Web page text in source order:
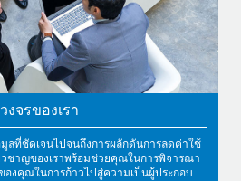
จรของเรา
ลที่ชัดเจนไปจนถึงการผลักดันการลดค่าใช้
วชาญของเราพร้อมช่วยคุณในการพิจารณา
งคุณในการก้าวไปสู่ความเป็นผู้ประกอบ